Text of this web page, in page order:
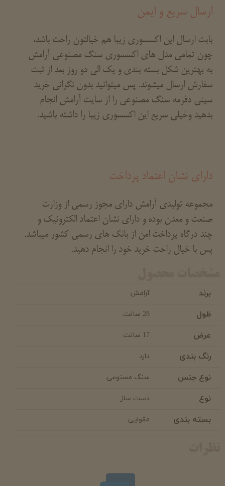
ارسال سریع و ایمن
بابت ارسال این اکسسوری زیبا هم خیالتون راحت باشد،
چون تمامی مدل های اکسسوری سنگ مصنوعی آرامش
به بهترین شکل بسته بندی و یک الی دو روز بعد از ثبت
سفارش ارسال میشوند. پس میتوانید بدون نگرانی خرید
سینی دفرمه سنگ مصنوعی را از سایت آرامش انجام
بدهید وخیلی سریع این اکسسوری زیبا را داشته باشید.
دارای نشان اعتماد پرداخت
مجموعه تولیدی آرامش دارای مجوز رسمی از وزارت
صنعت و معدن بوده و دارای نشان اعتماد الکترونیک و
چند درگاه پرداخت امن از بانک های رسمی کشور میباشد.
پس با خیال راحت خرید خود را انجام دهید.
برند آرامش
ظول 28 سانت
عرض 17 سانت
رنگ بندی دارد
نوع جنس سنگ مصنوعی
نوع دست ساز
بسته بندی مقوایی